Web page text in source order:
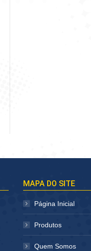
MAPA DO SITE
Página Inicial
Produtos
Quem Somos